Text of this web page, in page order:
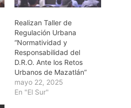
Realizan Taller de
Regulación Urbana
“Normatividad y
Responsabilidad del
D.R.O. Ante los Retos
Urbanos de Mazatlán”
mayo 22, 2025
En "El Sur"